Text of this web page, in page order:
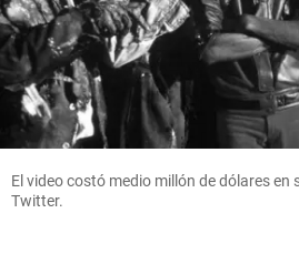
El video costó medio millón de dólares en
Twitter.